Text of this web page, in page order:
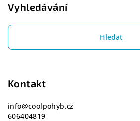
Vyhledávání
Hledat
Kontakt
info@coolpohyb.cz
606404819